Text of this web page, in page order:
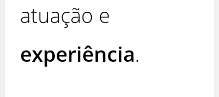
atuação e
experiência.